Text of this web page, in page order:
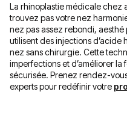
La rhinoplastie médicale chez
trouvez pas votre nez
nez pas assez rebondi,
utilisent des injections
nez sans chirurgie. Cette
imperfections et d’améliorer
sécurisée. Prenez rendez-
experts pour redéfinir votre